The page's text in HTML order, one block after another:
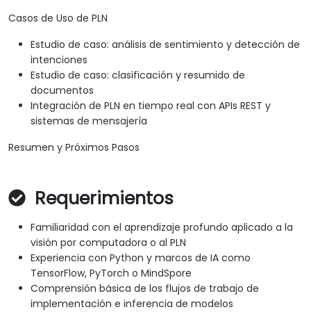
Casos de Uso de PLN
Estudio de caso: análisis de sentimiento y detección de
intenciones
Estudio de caso: clasificación y resumido de
documentos
Integración de PLN en tiempo real con APIs REST y
sistemas de mensajería
Resumen y Próximos Pasos
Requerimientos
Familiaridad con el aprendizaje profundo aplicado a la
visión por computadora o al PLN
Experiencia con Python y marcos de IA como
TensorFlow, PyTorch o MindSpore
Comprensión básica de los flujos de trabajo de
implementación e inferencia de modelos